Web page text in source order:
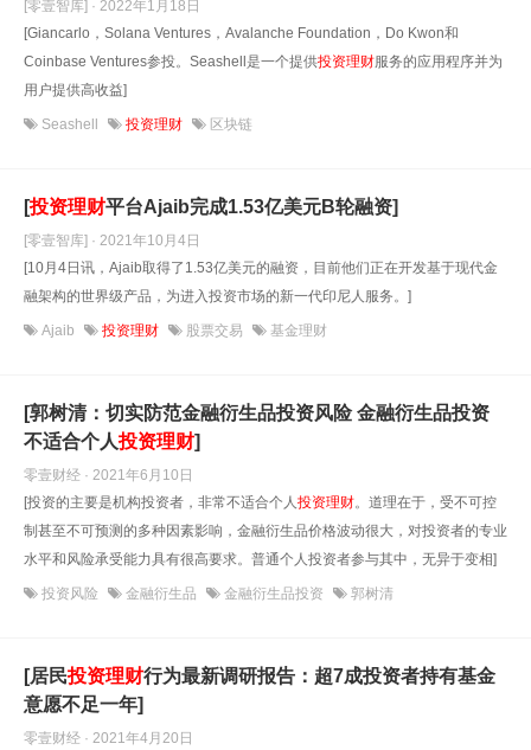
[零壹智库] · 2022年1月18日
[Giancarlo，Solana Ventures，Avalanche Foundation，Do Kwon和
Coinbase Ventures参投。Seashell是一个提供投资理财服务的应用程序并为
用户提供高收益]
Seashell 投资理财 区块链
[投资理财平台Ajaib完成1.53亿美元B轮融资]
[零壹智库] · 2021年10月4日
[10月4日讯，Ajaib取得了1.53亿美元的融资，目前他们正在开发基于现代金
融架构的世界级产品，为进入投资市场的新一代印尼人服务。]
Ajaib 投资理财 股票交易 基金理财
[郭树清：切实防范金融衍生品投资风险 金融衍生品投资
不适合个人投资理财]
零壹财经 · 2021年6月10日
[投资的主要是机构投资者，非常不适合个人投资理财。道理在于，受不可控
制甚至不可预测的多种因素影响，金融衍生品价格波动很大，对投资者的专业
水平和风险承受能力具有很高要求。普通个人投资者参与其中，无异于变相]
投资风险 金融衍生品 金融衍生品投资 郭树清
[居民投资理财行为最新调研报告：超7成投资者持有基金
意愿不足一年]
零壹财经 · 2021年4月20日